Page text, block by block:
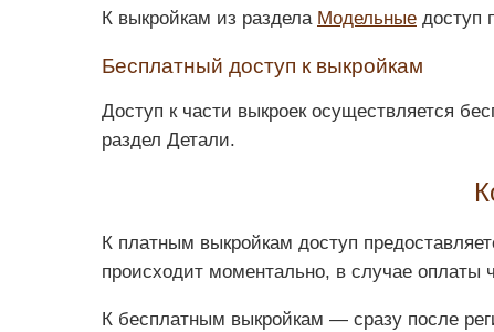
К выкройкам из раздела Модельные доступ
Бесплатный доступ к выкройкам
Доступ к части выкроек осуществляется
раздел Детали.
К платным выкройкам доступ
происходит моментально, в случае оплаты
К бесплатным выкройкам — сразу после